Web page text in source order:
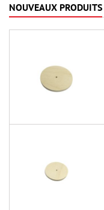
NOUVEAUX PRODUITS